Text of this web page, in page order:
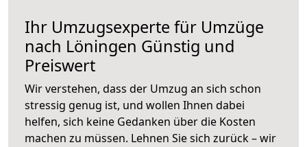
Ihr Umzugsexperte für Umzüge
nach Löningen Günstig und
Preiswert
Wir verstehen, dass der Umzug an sich schon
stressig genug ist, und wollen Ihnen dabei
helfen, sich keine Gedanken über die Kosten
machen zu müssen. Lehnen Sie sich zurück – wir